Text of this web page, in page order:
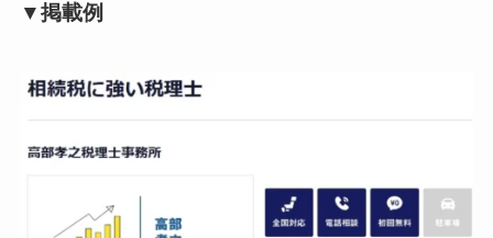
▼掲載例